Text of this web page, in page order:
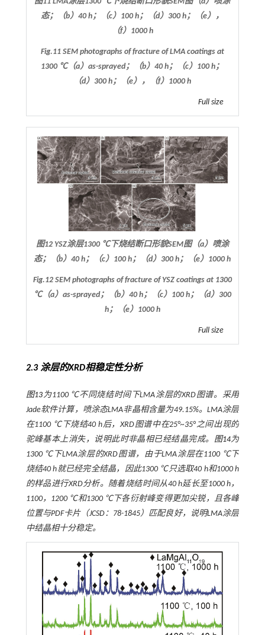
态；（b）40 h；（c）100 h；（d）300 h；（e），
（f）1000 h
Fig.11 SEM photographs of fracture of LMA coatings at
1300 ℃（a）as-sprayed；（b）40 h；（c）100 h；
（d）300 h；（e），（f）1000 h
Full size
图12 YSZ涂层1300 ℃下烧结断口形貌SEM图（a）喷涂
态；（b）40 h；（c）100 h；（d）300 h；（e）1000 h
Fig.12 SEM photographs of fracture of YSZ coatings at 1300
℃（a）as-sprayed；（b）40 h；（c）100 h；（d）300
h；（e）1000 h
Full size
2.3 涂层的XRD相稳定性分析
图13为1100 ℃不同烧结时间下LMA涂层的XRD图谱。采用
Jade软件计算，喷涂态LMA非晶相含量为49.15%。LMA涂层
在1100 ℃下烧结40 h后，XRD图谱中在25°~35°之间出现的
驼峰基本上消失，说明此时非晶相已经结晶完成。 图14为
1300 ℃下LMA涂层的XRD图谱，由于LMA涂层在1100 ℃下
烧结40 h就已经完全结晶，因此1300 ℃只选取40 h和1000 h
的样品进行XRD分析。随着烧结时间从40 h延长至1000 h，
1100，1200 ℃和1300 ℃下各衍射峰变得更加尖锐，且各峰
位置与PDF卡片（JCSD：78-1845）匹配良好，说明LMA涂层
中结晶相十分稳定。